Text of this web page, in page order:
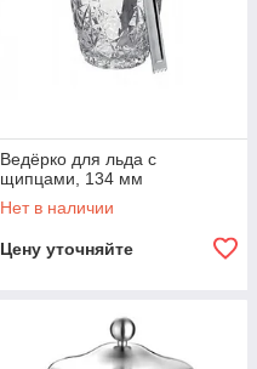
Ведёрко для льда с
щипцами, 134 мм
Нет в наличии
Цену уточняйте